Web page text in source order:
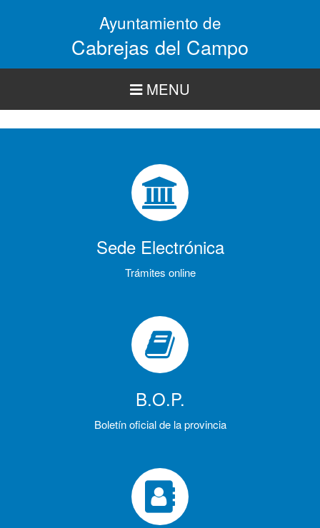
Ayuntamiento de
Cabrejas del Campo
MENU
Sede Electrónica
Trámites online
B.O.P.
Boletín oficial de la provincia